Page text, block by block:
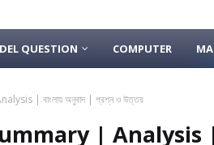
QUESTION COMPUTER
| বাংলায় অনুবাদ | প্রশ্ন ও উত্তর
| Analysis |